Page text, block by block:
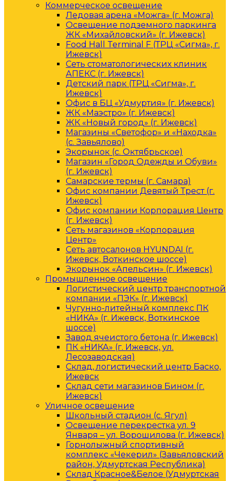
Коммерческое освещение
Ледовая арена «Можга» (г. Можга)
Освещение подземного паркинга
ЖК «Михайловский» (г. Ижевск)
Food Hall Terminal F (ТРЦ «Сигма», г.
Ижевск)
Сеть стоматологических клиник
АПЕКС (г. Ижевск)
Детский парк (ТРЦ «Сигма», г.
Ижевск)
Офис в БЦ «Удмуртия» (г. Ижевск)
ЖК «Маэстро» (г. Ижевск)
ЖК «Новый город» (г. Ижевск)
Магазины «Светофор» и «Находка»
(с. Завьялово)
Экорынок (с. Октябрьское)
Магазин «Город Одежды и Обуви»
(г. Ижевск)
Самарские термы (г. Самара)
Офис компании Девятый Трест (г.
Ижевск)
Офис компании Корпорация Центр
(г. Ижевск)
Сеть магазинов «Корпорация
Центр»
Сеть автосалонов HYUNDAI (г.
Ижевск, Воткинское шоссе)
Экорынок «Апельсин» (г. Ижевск)
Промышленное освещение
Логистический центр транспортной
компании «ПЭК» (г. Ижевск)
Чугунно-литейный комплекс ПК
«НИКА» (г. Ижевск, Воткинское
шоссе)
Завод ячеистого бетона (г. Ижевск)
ПК «НИКА» (г. Ижевск, ул.
Лесозаводская)
Склад, логистический центр Баско,
Ижевск
Склад сети магазинов Бином (г.
Ижевск)
Уличное освещение
Школьный стадион (с. Ягул)
Освещение перекрестка ул. 9
Января – ул. Ворошилова (г. Ижевск)
Горнолыжный спортивный
комплекс «Чекерил» (Завьяловский
район, Удмуртская Республика)
Склад Красное&Белое (Удмуртская